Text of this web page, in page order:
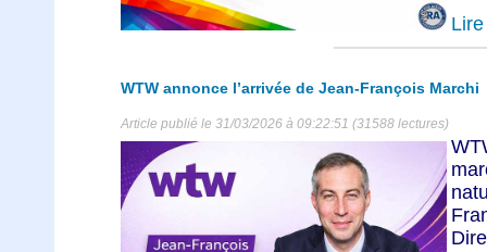
WTW annonce l’arrivée de Jean-François Marchi
Article publié le 31/03/2026 à 09:22:51 (31588 lectures)